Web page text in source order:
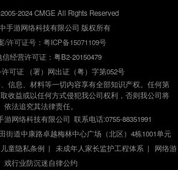
2024 CMGE All Rights Reserved
手游网络科技有限公司 版权所有
/许可证号：粤ICP备15071109号
经营许可证：粤B2-20150479
可证 （署）网出证（粤）字第052号
信息、材料等一切内容享有全部知识产权。任何第
收益或以任何方式侵犯我公司权利，否则我公司将
依法追究其法律责任。
网络科技有限公司 联系电话:0755-88351991
街道中康路卓越梅林中心广场（北区）4栋1001单元
儿童隐私条例 | 未成年人家长监护工程体系 | 网络游
戏行业防沉迷自律公约